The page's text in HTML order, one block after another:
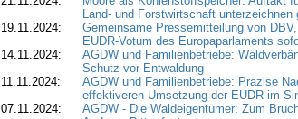
Land- und Forstwirtschaft
19.11.2024:
Gemeinsame Pressemitteilung von
EUDR-Votum des Europaparlaments
14.11.2024:
AGDW und Familienbetriebe:
Schutz vor Entwaldung
11.11.2024:
AGDW und Familienbetriebe: Präzise
effektiveren Umsetzung der EUDR im
07.11.2024:
AGDW - Die Waldeigentümer: Zum